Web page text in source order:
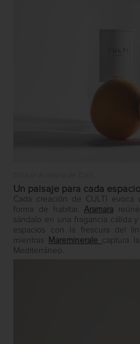
Un paisaje para cada espacio
Cada creación de CULTI
forma de habitar. Aramara
sándalo en una fragancia cálida y
espacios con la frescura del
mientras
Mareminerale captura
Mediterráneo.